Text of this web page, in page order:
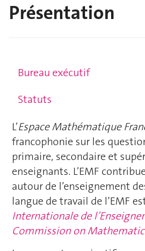
Présentation
Bureau exécutif
Statuts
L’Espace Mathématique
francophonie sur les
primaire, secondaire et
enseignants. L’EMF
autour de l’enseignement
langue de travail de l’EMF
Internationale de
Commission on